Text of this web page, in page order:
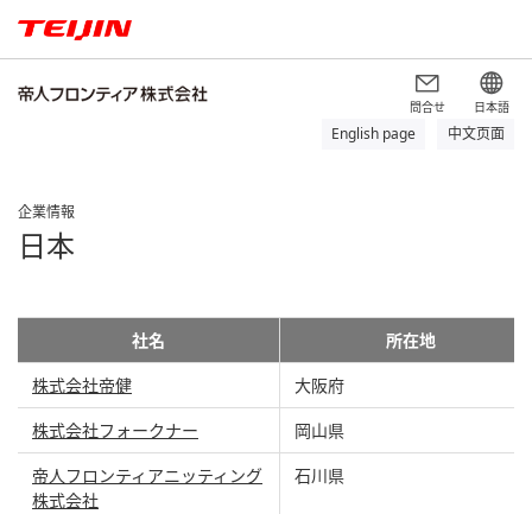
問合せ 日本語
English page 中文页面
企業情報
日本
社名
所在地
株式会社帝健
大阪府
株式会社フォークナー
岡山県
帝人フロンティアニッティング
株式会社
石川県